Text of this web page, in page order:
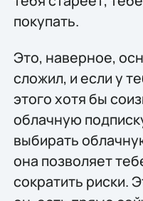
покупать.
Это, наверное,
сложил, и если у
этого хотя бы
облачную
выбирать
она позволяет
сократить риски.